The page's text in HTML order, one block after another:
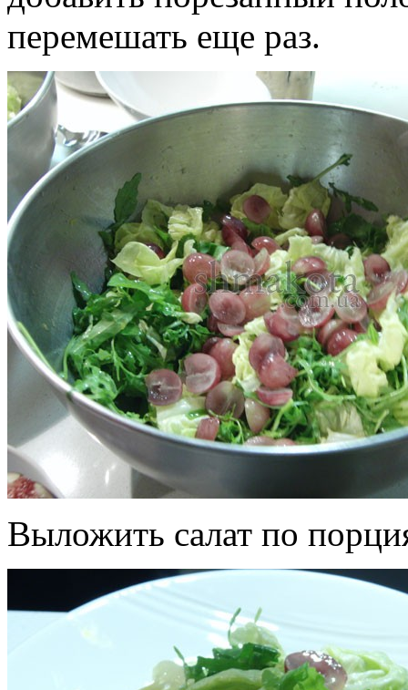
перемешать еще раз.
Выложить салат по